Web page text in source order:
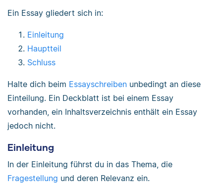
Ein Essay gliedert sich in:
Einleitung
Hauptteil
Schluss
Halte dich beim Essayschreiben unbedingt an diese
Einteilung. Ein Deckblatt ist bei einem Essay
vorhanden, ein Inhaltsverzeichnis enthält ein Essay
jedoch nicht.
Einleitung
In der Einleitung führst du in das Thema, die
Fragestellung und deren Relevanz ein.